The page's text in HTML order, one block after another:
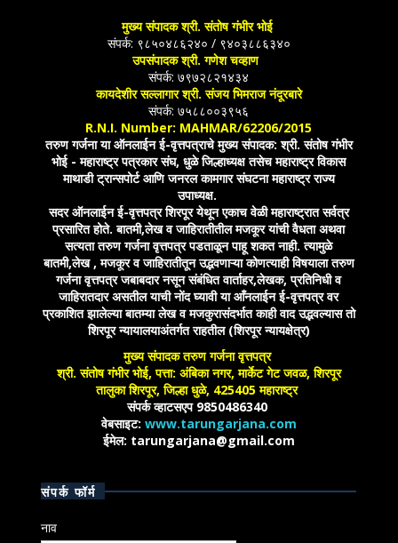
मुख्य संपादक श्री. संतोष गंभीर भोई
संपर्क: ९८५०४८६२४० / ९४०३८८६३४०
उपसंपादक श्री. गणेश चव्हाण
संपर्क: ७९७२८२१४३४
कायदेशीर सल्लागार श्री. संजय भिमराज नंदूरबारे
संपर्क: ७५८८००३९५६
R.N.I. Number: MAHMAR/62206/2015
तरुण गर्जना या ऑनलाईन ई-वृत्तपत्राचे मुख्य संपादक: श्री. संतोष गंभीर
भोई - महाराष्ट्र पत्रकार संघ, धुळे जिल्हाध्यक्ष तसेच महाराष्ट्र विकास
माथाडी ट्रान्सपोर्ट आणि जनरल कामगार संघटना महाराष्ट्र राज्य
उपाध्यक्ष.
सदर ऑनलाईन ई-वृत्तपत्र शिरपूर येथून एकाच वेळी महाराष्ट्रात सर्वत्र
प्रसारित होते. बातमी,लेख व जाहिरातीतील मजकूर यांची वैधता अथवा
सत्यता तरुण गर्जना वृत्तपत्र पडताळून पाहू शकत नाही. त्यामुळे
बातमी,लेख , मजकूर व जाहिरातीतून उद्भवणाऱ्या कोणत्याही विषयाला तरुण
गर्जना वृत्तपत्र जबाबदार नसून संबंधित वार्ताहर,लेखक, प्रतिनिधी व
जाहिरातदार असतील याची नोंद घ्यावी या आँनलाईन ई-वृत्तपत्र वर
प्रकाशित झालेल्या बातम्या लेख व मजकुरासंदर्भात काही वाद उद्भवल्यास तो
शिरपूर न्यायालयाअंतर्गत राहतील (शिरपूर न्यायक्षेत्र)
मुख्य संपादक तरुण गर्जना वृत्तपत्र
श्री. संतोष गंभीर भोई, पत्ता: अंबिका नगर, मार्केट गेट जवळ, शिरपूर
तालुका शिरपूर, जिल्हा धुळे, 425405 महाराष्ट्र
संपर्क व्हाटसएप 9850486340
वेबसाइट: www.tarungarjana.com
ईमेल: tarungarjana@gmail.com
संपर्क फॉर्म
नाव